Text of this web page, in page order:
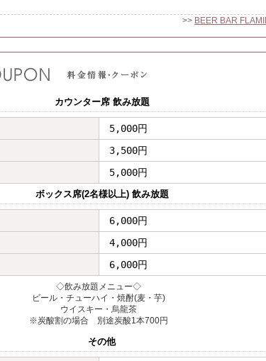
>> BEER BAR
カウンター席 飲み放題
5,000円
3,500円
5,000円
ボックス席(2名様以上) 飲み放題
6,000円
4,000円
6,000円
◇飲み放題メニュー◇
ビール・チューハイ・焼酎(麦・芋)
ウイスキー・烏龍茶
※炭酸割の場合 別途炭酸1本700円
その他